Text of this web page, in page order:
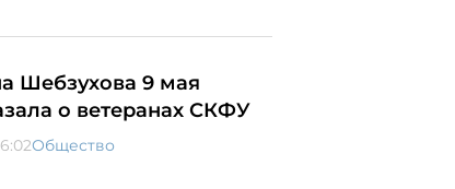
Шебзухова 9 мая
о ветеранах СКФУ
Общество